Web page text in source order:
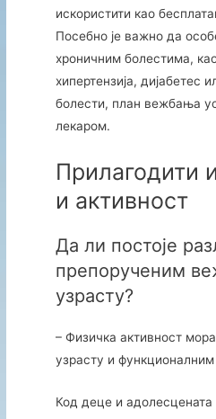
искористити као
Посебно је важно да
хроничним болестима,
хипертензија, дијабетес
болести, план вежбања
лекаром.
Прилагодити
и активност
Да ли постоје
препорученим
узрасту?
– Физичка активност
узрасту и
Код деце и